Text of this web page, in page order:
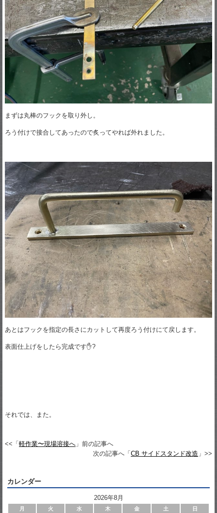
まずは丸棒のフックを取り外し。
ろう付けで接合してあったので炙ってやれば外れました。
あとはフックを指定の長さにカットして再度ろう付けにて戻します。
表面仕上げをしたら完成です✋?
それでは、また。
<<「軽作業〜現場溶接へ 」前の記事へ
次の記事へ「CB サイドスタンド改造 」>>
カレンダー
2026年8月
月 火 水 木 金 土 日